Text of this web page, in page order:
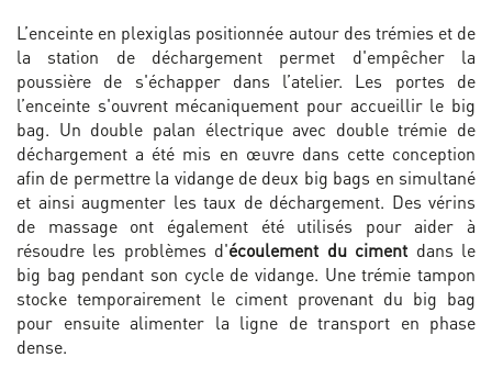
L’enceinte en plexiglas positionnée autour des trémies et de
la station de déchargement permet d'empêcher la
poussière de s'échapper dans l’atelier. Les portes de
l’enceinte s'ouvrent mécaniquement pour accueillir le big
bag. Un double palan électrique avec double trémie de
déchargement a été mis en œuvre dans cette conception
afin de permettre la vidange de deux big bags en simultané
et ainsi augmenter les taux de déchargement. Des vérins
de massage ont également été utilisés pour aider à
résoudre les problèmes d'écoulement du ciment dans le
big bag pendant son cycle de vidange. Une trémie tampon
stocke temporairement le ciment provenant du big bag
pour ensuite alimenter la ligne de transport en phase
dense.